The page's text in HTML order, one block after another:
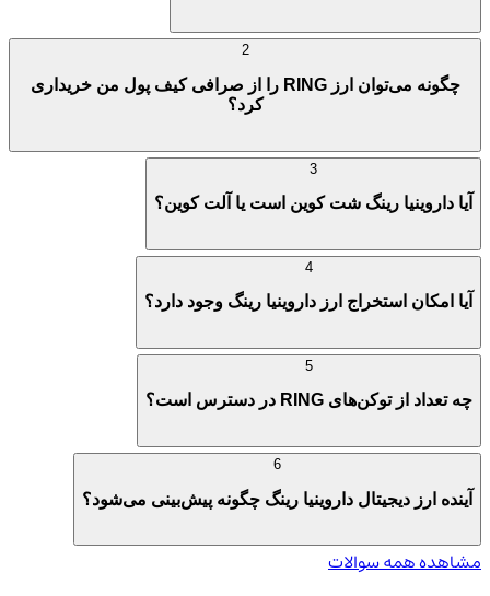
چگونه می‌توان ارز RING را از صرافی کیف پول من خریداری
کرد؟
آیا داروینیا رینگ شت کوین است یا آلت کوین؟
آیا امکان استخراج ارز داروینیا رینگ وجود دارد؟
چه تعداد از توکن‌های RING در دسترس است؟
آینده ارز دیجیتال داروینیا رینگ چگونه پیش‌بینی می‌شود؟
مشاهده همه سوالات